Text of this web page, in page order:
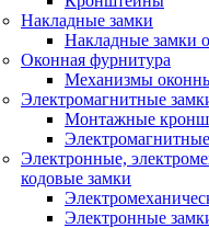
Накладные замки
Накладные замки
Оконная фурнитура
Механизмы
Электромагнитные
Монтажные
Электронные,
кодовые замки
Электронные